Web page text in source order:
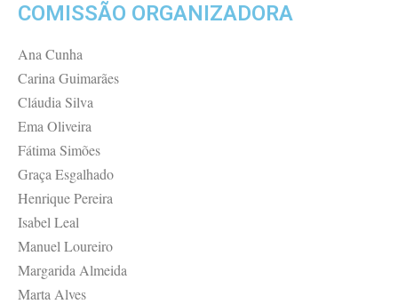
COMISSÃO ORGANIZADORA
Ana Cunha
Carina Guimarães
Cláudia Silva
Ema Oliveira
Fátima Simões
Graça Esgalhado
Henrique Pereira
Isabel Leal
Manuel Loureiro
Margarida Almeida
Marta Alves